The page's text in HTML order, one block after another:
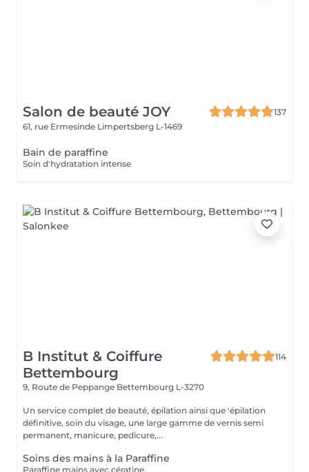
Salon de beauté JOY
137
61, rue Ermesinde Limpertsberg L-1469
Bain de paraffine
Soin d'hydratation intense
B Institut & Coiffure
Bettembourg
114
9, Route de Peppange Bettembourg L-3270
Un service complet de beauté, épilation ainsi que 'épilation
définitive, soin du visage, une large gamme de vernis semi
permanent, manicure, pedicure,...
Soins des mains à la Paraffine
Paraffine mains avec cératine.